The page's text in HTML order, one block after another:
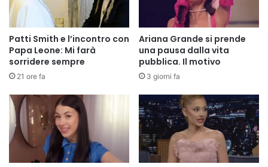
Patti Smith e l’incontro con
Papa Leone: Mi farà
sorridere sempre
21 ore fa
Ariana Grande si prende
una pausa dalla vita
pubblica. Il motivo
3 giorni fa